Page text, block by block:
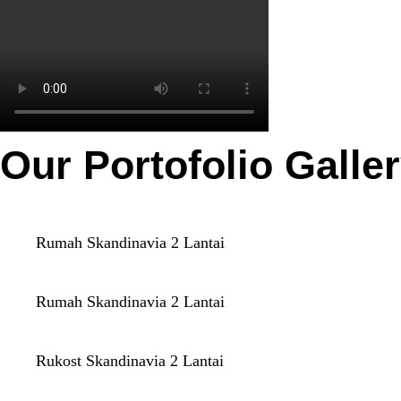
Our Portofolio
Rumah Skandinavia 2 Lantai
Rumah Skandinavia 2 Lantai
Rukost Skandinavia 2 Lantai